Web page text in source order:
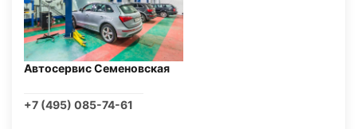
Автосервис Семеновская
+7 (495) 085-74-61